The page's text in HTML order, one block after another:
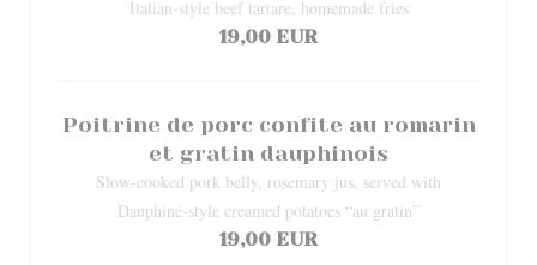
Italian-style beef tartare, homemade fries
19,00 EUR
Poitrine de porc confite au romarin
et gratin dauphinois
Slow-cooked pork belly, rosemary jus, served with
Dauphiné-style creamed potatoes “au gratin”
19,00 EUR